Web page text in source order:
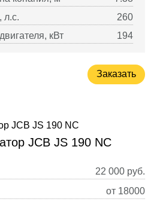
л.с.
260
кВт
194
Заказать
JCB JS 190 NC
22 000 руб.
от 18000